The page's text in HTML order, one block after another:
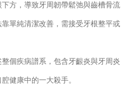
方，導致牙周韌帶鬆弛與齒槽骨流
單純清潔改善，需接受牙根整平或
整個疾病譜系，包含牙齦炎與牙周炎
健康中的一大殺手。